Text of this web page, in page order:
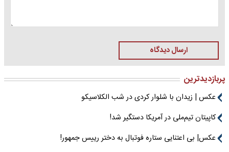
ارسال دیدگاه
پربازدیدترین
عکس | زیدان با شلوار کردی در شب الکلاسیکو
کاپیتان تیم‌ملی در آمریکا دستگیر شد!
عکس| بی اعتنایی ستاره فوتبال به دختر رییس جمهور!